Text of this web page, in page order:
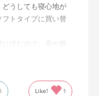
うしても寝心地が
トタイプに買い替
沈むので、肩や腕
いくらい快適な寝
Like! 1